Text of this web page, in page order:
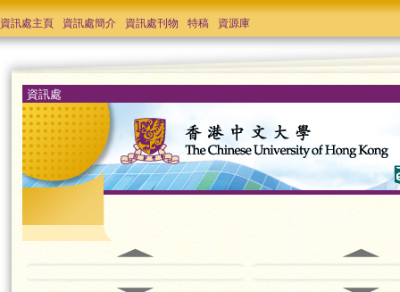
資訊處主頁 資訊處簡介 資訊處刊物 特稿 資源庫
資訊處